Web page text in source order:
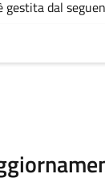
gestita dal